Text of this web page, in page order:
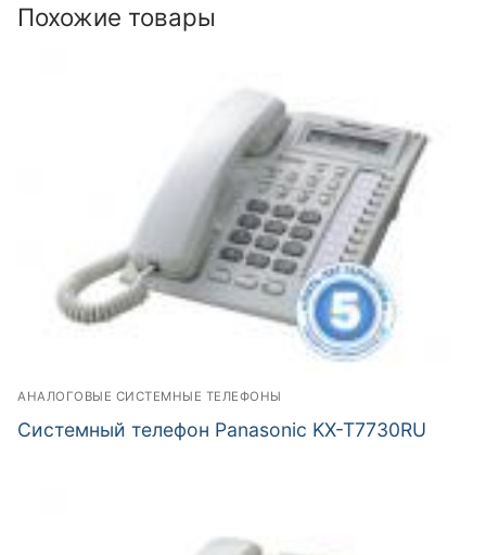
Похожие товары
АНАЛОГОВЫЕ СИСТЕМНЫЕ ТЕЛЕФОНЫ
Системный телефон Panasonic KX-T7730RU